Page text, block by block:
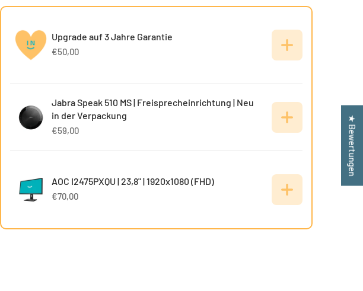
Upgrade auf 3 Jahre Garantie
€50,00
Jabra Speak 510 MS | Freisprecheinrichtung | Neu
in der Verpackung
€59,00
AOC I2475PXQU | 23,8" | 1920x1080 (FHD)
€70,00
★ Bewertungen